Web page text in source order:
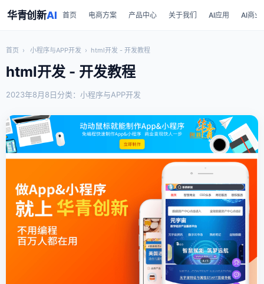
华青创新AI 首页 电商方案 产品中心 关于我们 AI应用 AI商业
首页 › 小程序与APP开发 › html开发 - 开发教程
html开发 - 开发教程
2023年8月8日分类：小程序与APP开发